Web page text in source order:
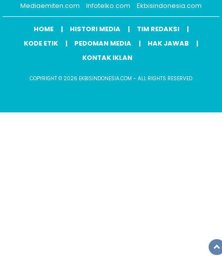
Mediaemiten.com
Infotelko.com Ekbisindonesia.com
HOME HISTORI MEDIA
TIM REDAKSI
KODE ETIK
PEDOMAN MEDIA
HAK JAWAB
KONTAK IKLAN
COPYRIGHT © 2026 EKBISINDONESIA.COM - ALL RIGHTS RESERVED